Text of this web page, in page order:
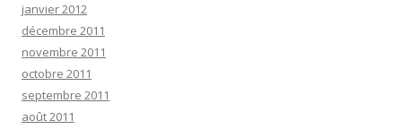
janvier 2012
décembre 2011
novembre 2011
octobre 2011
septembre 2011
août 2011